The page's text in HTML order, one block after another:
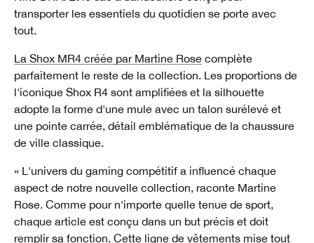
transporter les essentiels du quotidien se porte avec
tout.
La Shox MR4 créée par Martine Rose complète
parfaitement le reste de la collection. Les proportions de
l'iconique Shox R4 sont amplifiées et la silhouette
adopte la forme d'une mule avec un talon surélevé et
une pointe carrée, détail emblématique de la chaussure
de ville classique.
« L'univers du gaming compétitif a influencé chaque
aspect de notre nouvelle collection, raconte Martine
Rose. Comme pour n'importe quelle tenue de sport,
chaque article est conçu dans un but précis et doit
remplir sa fonction. Cette ligne de vêtements mise tout